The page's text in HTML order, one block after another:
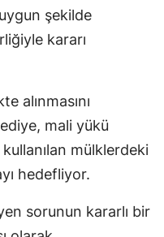
şekilde
kararı
alınmasını
mali yükü
mülklerdeki
hedefliyor.
sorunun kararlı bir